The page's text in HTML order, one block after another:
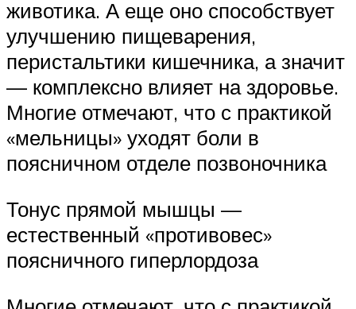
животика. А еще оно способствует
улучшению пищеварения,
перистальтики кишечника, а значит
— комплексно влияет на здоровье.
Многие отмечают, что с практикой
«мельницы» уходят боли в
поясничном отделе позвоночника
Тонус прямой мышцы —
естественный «противовес»
поясничного гиперлордоза